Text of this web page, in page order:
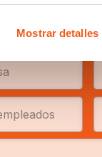
Mostrar detalles